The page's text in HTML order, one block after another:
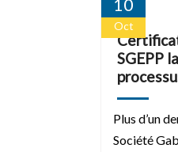
10
Oct
SGEPP
Plus d’un
Société